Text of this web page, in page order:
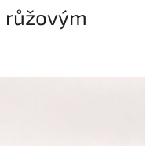
růžovým